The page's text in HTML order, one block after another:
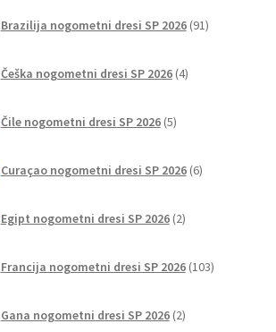
Brazilija nogometni dresi SP 2026 91izdelkov
Češka nogometni dresi SP 2026 4izdelki
Čile nogometni dresi SP 2026 5izdelkov
Curaçao nogometni dresi SP 2026 6izdelkov
Egipt nogometni dresi SP 2026 2izdelka
Francija nogometni dresi SP 2026 103izdelki
Gana nogometni dresi SP 2026 2izdelka